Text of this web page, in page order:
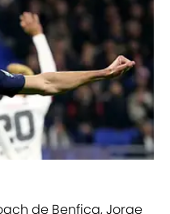
de Benfica, Jorge